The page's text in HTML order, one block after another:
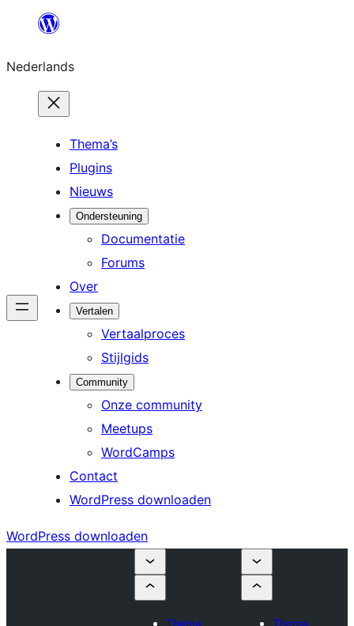
de
inhoud
Nederlands
Thema’s
Plugins
Nieuws
Ondersteuning
Documentatie
Forums
Over
Vertalen
Vertaalproces
Stijlgids
Community
Onze community
Meetups
WordCamps
Contact
WordPress downloaden
WordPress downloaden
Thema
Thema